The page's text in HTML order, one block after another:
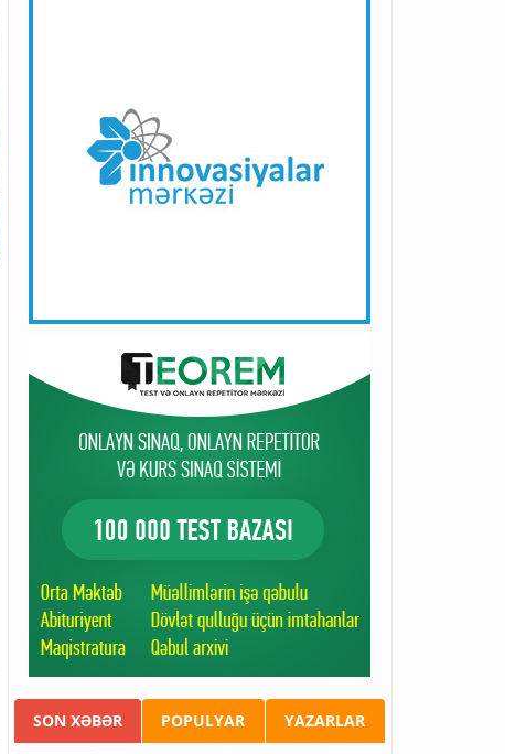
SON XƏBƏR POPULYAR YAZARLAR